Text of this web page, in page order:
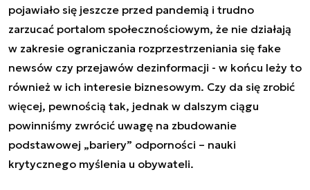
pojawiało się jeszcze przed pandemią i trudno
zarzucać portalom społecznościowym, że nie działają
w zakresie ograniczania rozprzestrzeniania się fake
newsów czy przejawów dezinformacji - w końcu leży to
również w ich interesie biznesowym. Czy da się zrobić
więcej, pewnością tak, jednak w dalszym ciągu
powinniśmy zwrócić uwagę na zbudowanie
podstawowej „bariery” odporności – nauki
krytycznego myślenia u obywateli.